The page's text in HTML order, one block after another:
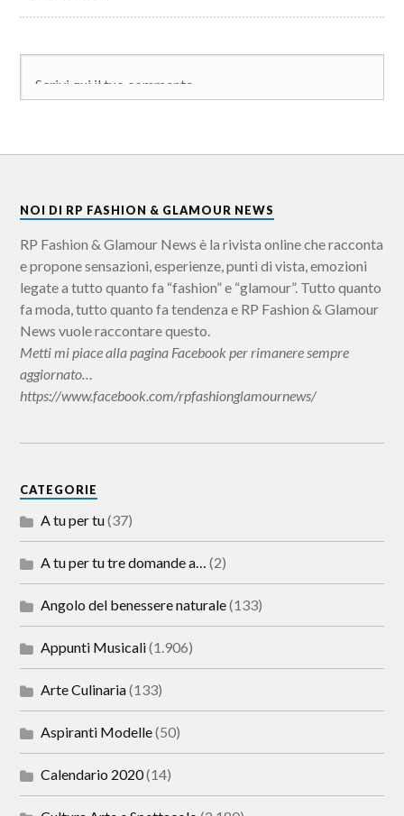
NOI DI RP FASHION & GLAMOUR NEWS
RP Fashion & Glamour News è la rivista online che racconta
e propone sensazioni, esperienze, punti di vista, emozioni
legate a tutto quanto fa “fashion” e “glamour”. Tutto quanto
fa moda, tutto quanto fa tendenza e RP Fashion & Glamour
News vuole raccontare questo.
Metti mi piace alla pagina Facebook per rimanere sempre
aggiornato…
https://www.facebook.com/rpfashionglamournews/
CATEGORIE
A tu per tu(37)
A tu per tu tre domande a… (2)
Angolo del benessere naturale(133)
Appunti Musicali(1.906)
Arte Culinaria(133)
Aspiranti Modelle(50)
Calendario 2020(14)